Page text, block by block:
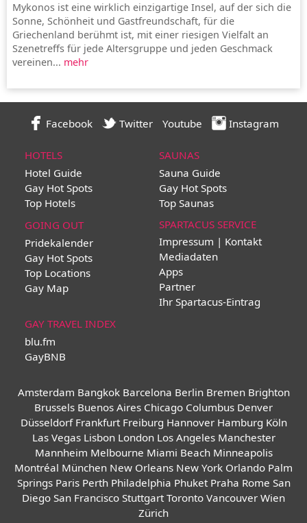
Mykonos ist eine wirklich einzigartige Insel, auf der sich die
Sonne, Schönheit und Gastfreundschaft, für die
Griechenland berühmt ist, mit einer riesigen Vielfalt an
Szenetreffs für jede Altersgruppe und jeden Geschmack
vereinen... mehr
Facebook Twitter Youtube Instagram
HOTELS
Hotel Guide
Gay Hot Spots
Top Hotels
SAUNAS
Sauna Guide
Gay Hot Spots
Top Saunas
GOING OUT
Pridekalender
Gay Hot Spots
Top Locations
Gay Map
SPARTACUS SERVICE
Impressum | Kontakt
Mediadaten
Apps
Partner
Ihr Spartacus-Eintrag
GAY TRAVEL INDEX
blu.fm
GayBNB
Amsterdam Bangkok Barcelona Berlin Bremen Brighton
Brussels Buenos Aires Chicago Columbus Denver
Düsseldorf Frankfurt Freiburg Hannover Hamburg Köln
Las Vegas Lisbon London Los Angeles Manchester
Mannheim Melbourne Miami Beach Minneapolis
Montréal München New Orleans New York Orlando Palm
Springs Paris Perth Philadelphia Phuket Praha Rome San
Diego San Francisco Stuttgart Toronto Vancouver Wien
Zürich